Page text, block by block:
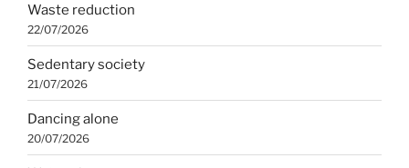
Waste reduction
22/07/2026
Sedentary society
21/07/2026
Dancing alone
20/07/2026